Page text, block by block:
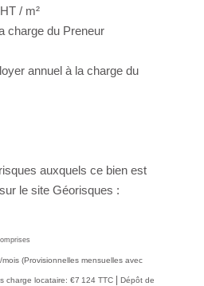
/ m²
charge du Preneur
annuel à la charge du
auxquels ce bien est
le site Géorisques :
(Provisionnelles mensuelles avec
charge locataire: €7 124 TTC | Dépôt de